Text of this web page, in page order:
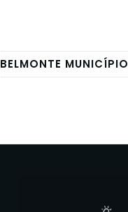
BELMONTE MUNICÍPIO